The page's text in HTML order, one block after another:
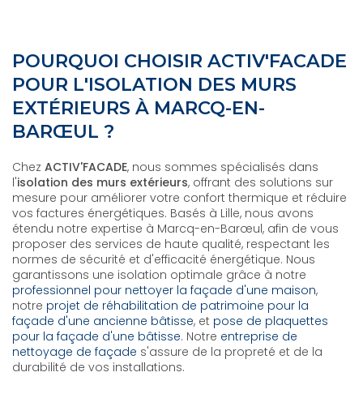
POURQUOI CHOISIR ACTIV'FACADE
POUR L'ISOLATION DES MURS
EXTÉRIEURS À MARCQ-EN-
BARŒUL ?
Chez ACTIV'FACADE, nous sommes spécialisés dans
l'isolation des murs extérieurs, offrant des solutions sur
mesure pour améliorer votre confort thermique et réduire
vos factures énergétiques. Basés à Lille, nous avons
étendu notre expertise à Marcq-en-Barœul, afin de vous
proposer des services de haute qualité, respectant les
normes de sécurité et d'efficacité énergétique. Nous
garantissons une isolation optimale grâce à notre
professionnel pour nettoyer la façade d'une maison,
notre projet de réhabilitation de patrimoine pour la
façade d'une ancienne bâtisse, et pose de plaquettes
pour la façade d'une bâtisse. Notre entreprise de
nettoyage de façade s'assure de la propreté et de la
durabilité de vos installations.